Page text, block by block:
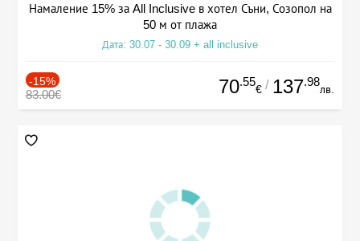
Намаление 15% за All Inclusive в хотел Съни, Созопол на
50 м от плажа
Дата: 30.07 - 30.09 + all inclusive
-15%
83.00€ 70.55
€ / 137.98
лв.